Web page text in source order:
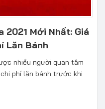
2021 Mới Nhất: Giá
Lăn Bánh
nhiều người quan tâm
phí lăn bánh trước khi